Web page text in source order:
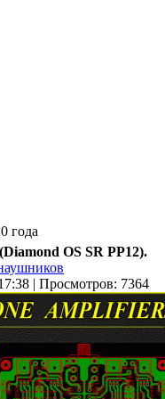
года
OS SR PP12).
| Просмотров: 7364